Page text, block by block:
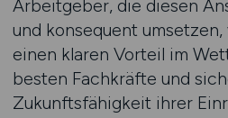
Arbeitgeber, die diesen
und konsequent
einen klaren Vorteil im
besten Fachkräfte und
Zukunftsfähigkeit ihrer